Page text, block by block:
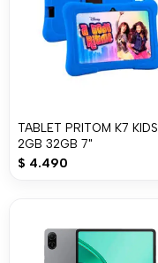
TABLET PRITOM K7 KIDS
2GB 32GB 7"
$ 4.490